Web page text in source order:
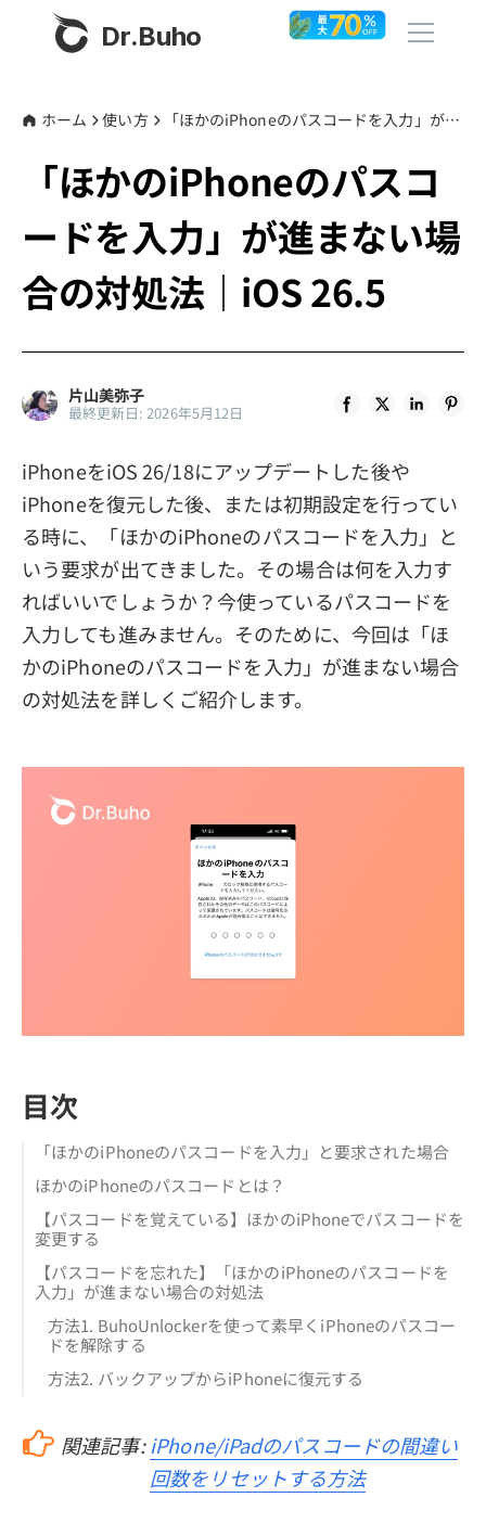
Dr.Buho
製品
BuhoCleaner
BuhoRepair
BuhoLaunchpad
ストア
その他
サポート
プライバシーポリシー
利用規約
返金について
ホーム 使い方 「ほかのiPhoneのパスコードを入力」が進まない場合の対処法｜iOS 26.5
「ほかのiPhoneのパスコ
ードを入力」が進まない場
合の対処法｜iOS 26.5
片山美弥子
最終更新日: 2026年5月12日
iPhoneをiOS 26/18にアップデートした後や
iPhoneを復元した後、または初期設定を行ってい
る時に、「ほかのiPhoneのパスコードを入力」と
いう要求が出てきました。その場合は何を入力す
ればいいでしょうか？今使っているパスコードを
入力しても進みません。そのために、今回は「ほ
かのiPhoneのパスコードを入力」が進まない場合
の対処法を詳しくご紹介します。
目次
「ほかのiPhoneのパスコードを入力」と要求された場合
ほかのiPhoneのパスコードとは？
【パスコードを覚えている】ほかのiPhoneでパスコードを
変更する
【パスコードを忘れた】「ほかのiPhoneのパスコードを
入力」が進まない場合の対処法
方法1. BuhoUnlockerを使って素早くiPhoneのパスコー
ドを解除する
方法2. バックアップからiPhoneに復元する
関連記事: iPhone/iPadのパスコードの間違い
回数をリセットする方法